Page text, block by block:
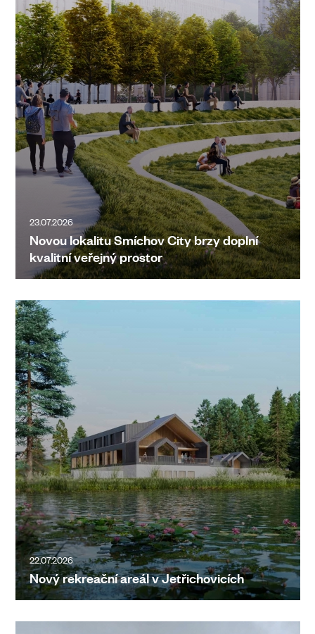
23.07.2026
Novou lokalitu Smíchov City brzy doplní
kvalitní veřejný prostor
22.07.2026
Nový rekreační areál v Jetřichovicích